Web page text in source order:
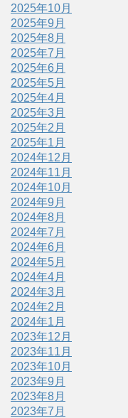
2025年10月
2025年9月
2025年8月
2025年7月
2025年6月
2025年5月
2025年4月
2025年3月
2025年2月
2025年1月
2024年12月
2024年11月
2024年10月
2024年9月
2024年8月
2024年7月
2024年6月
2024年5月
2024年4月
2024年3月
2024年2月
2024年1月
2023年12月
2023年11月
2023年10月
2023年9月
2023年8月
2023年7月